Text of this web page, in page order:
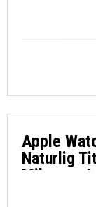
Apple
Naturlig
Milanese